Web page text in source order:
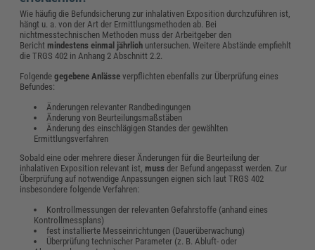
Wie häufig die Befundsicherung zur inhalativen Exposition durchzuführen ist,
hängt u. a. von der Art der Ermittlungsmethoden ab. Bei
nichtmesstechnischen Methoden muss der Arbeitgeber den
Bericht mindestens einmal jährlich untersuchen. Weitere Abstände empfiehlt
die TRGS 402 in Anhang 2 Abschnitt 2.2.
Folgendegegebene Anlässe verpflichten ebenfalls zur Überprüfung eines
Befundes:
Änderungen relevanter Randbedingungen
Änderung von Beurteilungsmaßstäben
Änderung des einschlägigen Standes der gewählten
Ermittlungsverfahren
Sobald eine oder mehrere dieser Änderungen für die Beurteilung der
inhalativen Exposition relevant ist, muss der Befund angepasst werden. Zur
Überprüfung auf notwendige Anpassungen eignen sich laut TRGS 402
insbesondere folgende Verfahren:
Kontrollmessungen der relevanten Gefahrstoffe (anhand eines
Kontrollmessplans)
fest installierte Messeinrichtungen (Dauerüberwachung)
Überprüfung technischer Parameter (z. B. Abluft- oder